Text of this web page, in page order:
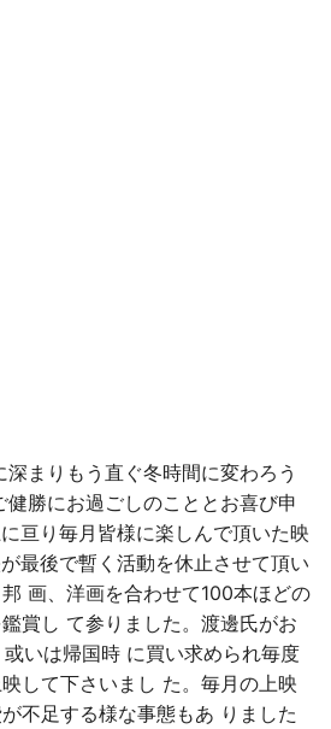
まりもう直ぐ冬時間に変わろう
勝にお過ごしのこととお喜び申
亘り毎月皆様に楽しんで頂いた映
最後で暫く活動を休止させて頂い
画、洋画を合わせて100本ほどの
賞し て参りました。渡邊氏がお
いは帰国時 に買い求められ毎度
して下さいまし た。毎月の上映
不足する様な事態もあ りました